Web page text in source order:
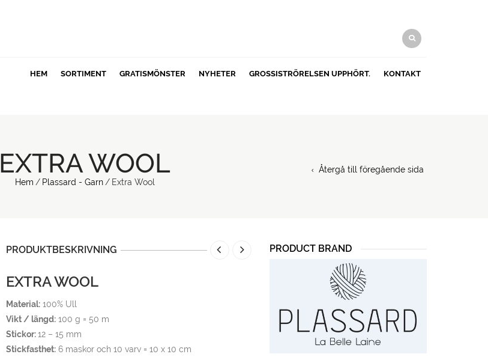
HEM SORTIMENT GRATISMÖNSTER NYHETER GROSSISTRÖRELSEN UPPHÖRT. KONTAKT
EXTRA WOOL
Hem / Plassard - Garn / Extra Wool
Återgå till föregående sida
PRODUKTBESKRIVNING
EXTRA WOOL
Material:100% Ull
Vikt / längd:100 g = 50 m
Stickor:12 – 15 mm
Stickfasthet:6 maskor och 10 varv = 10 x 10 cm
PRODUCT BRAND